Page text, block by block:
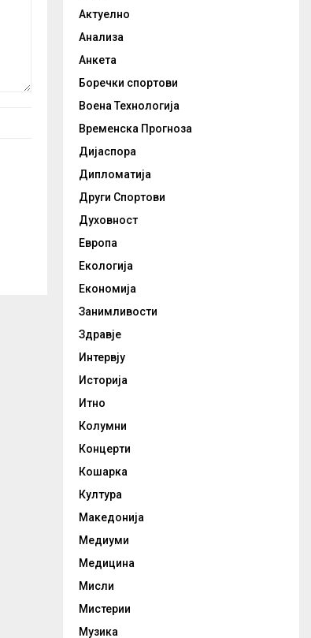
Актуелно
Анализа
Анкета
Боречки спортови
Воена Технологија
Временска Прогноза
Дијаспора
Дипломатија
Други Спортови
Духовност
Европа
Екологија
Економија
Занимливости
Здравје
Интервју
Историја
Итно
Колумни
Концерти
Кошарка
Култура
Македонија
Медиуми
Медицина
Мисли
Мистерии
Музика